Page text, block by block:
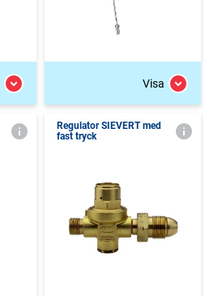
Visa
Regulator SIEVERT med
fast tryck